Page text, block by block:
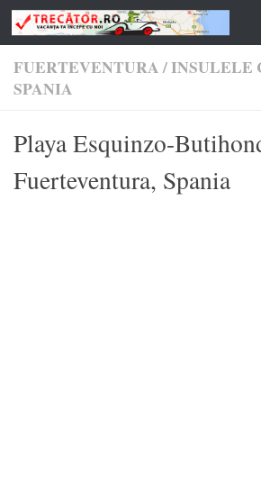
Skip to content
FUERTEVENTURA/INSULELE
SPANIA
Playa Esquinzo-
Fuerteventura, Spania